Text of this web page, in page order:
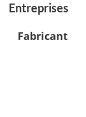
Entreprises
Fabricant